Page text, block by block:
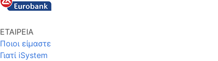
ΕΤΑΙΡΕΙΑ
Ποιοι είμαστε
Γιατί iSystem